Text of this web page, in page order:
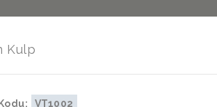
Kulp
VT1002